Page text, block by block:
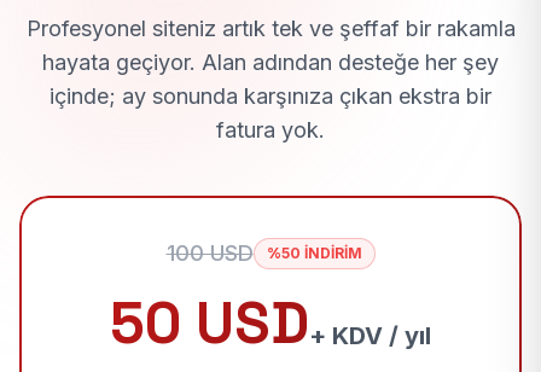
Profesyonel siteniz artık tek ve şeffaf bir rakamla
hayata geçiyor. Alan adından desteğe her şey
içinde; ay sonunda karşınıza çıkan ekstra bir
fatura yok.
100 USD %50 İNDİRİM
50 USD+ KDV / yıl